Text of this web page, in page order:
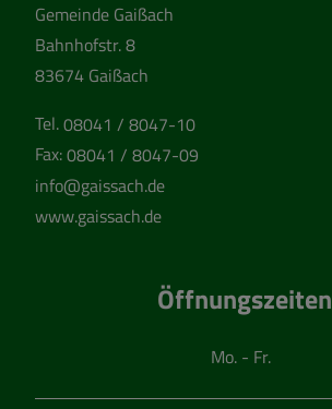
Gemeinde Gaißach
Bahnhofstr. 8
83674 Gaißach
Tel.08041 / 8047-10
Fax:08041 / 8047-09
info@gaissach.de
www.gaissach.de
Öffnungszeiten
Mo. - Fr.